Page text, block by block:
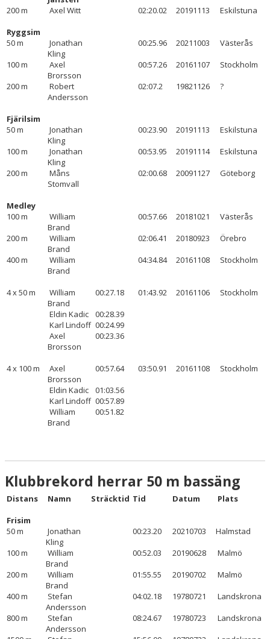
200 m
Axel Witt 02:20.02 20191113
Eskilstuna
Ryggsim
50 m
Jonathan
Kling
00:25.96 20211003
Västerås
100 m
Axel
Brorsson
00:57.26 20161107
Stockholm
200 m
Robert
Andersson
02:07.2 19821126 ?
Fjärilsim
50 m
Jonathan
Kling
00:23.90 20191113
Eskilstuna
100 m
Jonathan
Kling
00:53.95 20191114
Eskilstuna
200 m
Måns
Stomvall
02:00.68 20091127 Göteborg
Medley
100 m
William
Brand
00:57.66 20181021
Västerås
200 m
William
Brand
02:06.41 20180923
Örebro
400 m
William
Brand
04:34.84 20161108 Stockholm
4 x 50 m
William
Brand
00:27.18 01:43.92 20161106
Stockholm
Eldin Kadic
00:28.39
Karl Lindoff 00:24.99
Axel
Brorsson
00:23.36
4 x 100 m
Axel
Brorsson
00:57.64 03:50.91 20161108
Stockholm
Eldin Kadic
01:03.56
Karl Lindoff 00:57.89
William
Brand
00:51.82
Klubbrekord herrar 50 m bassäng
Distans Namn Sträcktid Tid Datum
Plats
Frisim
50 m
Jonathan
Kling
00:23.20 20210703
Halmstad
100 m
William
Brand
00:52.03 20190628
Malmö
200 m
William
Brand
01:55.55 20190702
Malmö
400 m
Stefan
Andersson
04:02.18 19780721
Landskrona
800 m
Stefan
Andersson
08:24.67 19780723
Landskrona